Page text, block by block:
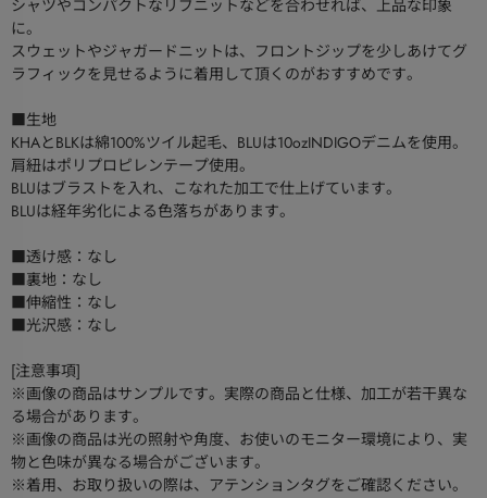
シャツやコンパクトなリブニットなどを合わせれば、上品な印象
に。
スウェットやジャガードニットは、フロントジップを少しあけてグ
ラフィックを見せるように着用して頂くのがおすすめです。
■生地
KHAとBLKは綿100%ツイル起毛、BLUは10ozINDIGOデニムを使用。
肩紐はポリプロピレンテープ使用。
BLUはブラストを入れ、こなれた加工で仕上げています。
BLUは経年劣化による色落ちがあります。
■透け感：なし
■裏地：なし
■伸縮性：なし
■光沢感：なし
[注意事項]
※画像の商品はサンプルです。実際の商品と仕様、加工が若干異な
る場合があります。
※画像の商品は光の照射や角度、お使いのモニター環境により、実
物と色味が異なる場合がございます。
※着用、お取り扱いの際は、アテンションタグをご確認ください。